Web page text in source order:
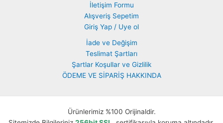
İletişim Formu
Alışveriş Sepetim
Giriş Yap / Uye ol
İade ve Değişim
Teslimat Şartları
Şartlar Koşullar ve Gizlilik
ÖDEME VE SİPARİŞ HAKKINDA
Ürünlerimiz %100 Orijinaldir.